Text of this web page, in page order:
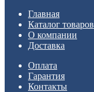
Главная
Каталог товаров
О компании
Доставка
Оплата
Гарантия
Контакты